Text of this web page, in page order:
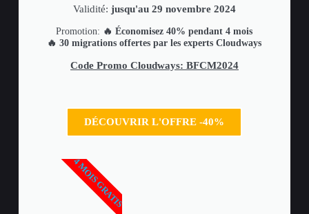
Validité: jusqu'au 29 novembre 2024
Promotion: 🔥 Économisez 40% pendant 4 mois
🔥 30 migrations offertes par les experts Cloudways
Code Promo Cloudways: BFCM2024
DÉCOUVRIR L'OFFRE -40%
4 MOIS GRATIS